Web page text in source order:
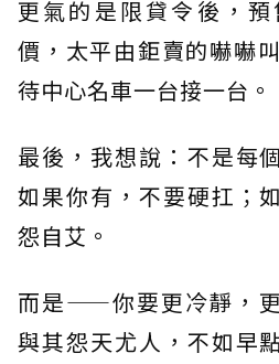
更氣的是限貸令後，
價，太平由鉅賣的嚇嚇
待中心名車一台接一台。
最後，我想說：不是每
如果你有，不要硬扛；
怨自艾。
而是——你要更冷靜，更
與其怨天尤人，不如早